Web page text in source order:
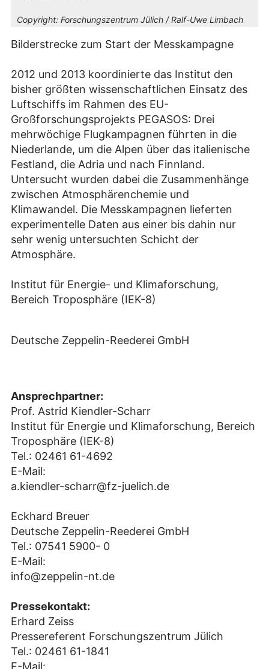
Copyright: Forschungszentrum Jülich / Ralf-Uwe Limbach
Bilderstrecke zum Start der Messkampagne
2012 und 2013 koordinierte das Institut den
bisher größten wissenschaftlichen Einsatz des
Luftschiffs im Rahmen des EU-
Großforschungsprojekts PEGASOS: Drei
mehrwöchige Flugkampagnen führten in die
Niederlande, um die Alpen über das italienische
Festland, die Adria und nach Finnland.
Untersucht wurden dabei die Zusammenhänge
zwischen Atmosphärenchemie und
Klimawandel. Die Messkampagnen lieferten
experimentelle Daten aus einer bis dahin nur
sehr wenig untersuchten Schicht der
Atmosphäre.
Institut für Energie- und Klimaforschung,
Bereich Troposphäre (IEK-8)
Deutsche Zeppelin-Reederei GmbH
Ansprechpartner:
Prof. Astrid Kiendler-Scharr
Institut für Energie und Klimaforschung, Bereich
Troposphäre (IEK-8)
Tel.: 02461 61-4692
E-Mail:
a.kiendler-scharr@fz-juelich.de
Eckhard Breuer
Deutsche Zeppelin-Reederei GmbH
Tel.: 07541 5900- 0
E-Mail:
info@zeppelin-nt.de
Pressekontakt:
Erhard Zeiss
Pressereferent Forschungszentrum Jülich
Tel.: 02461 61-1841